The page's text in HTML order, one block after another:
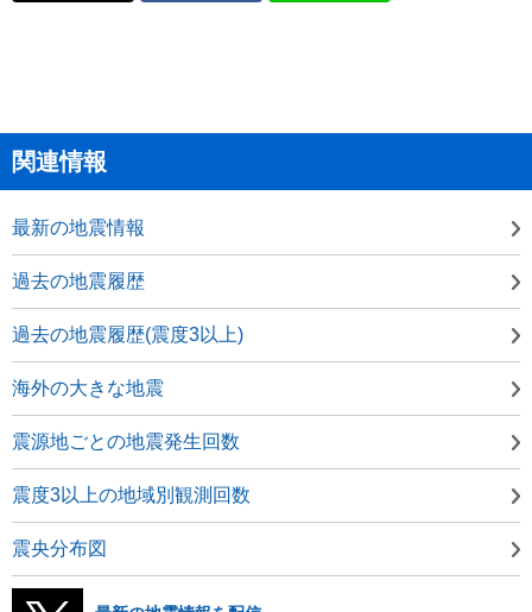
関連情報
最新の地震情報
過去の地震履歴
過去の地震履歴(震度3以上)
海外の大きな地震
震源地ごとの地震発生回数
震度3以上の地域別観測回数
震央分布図